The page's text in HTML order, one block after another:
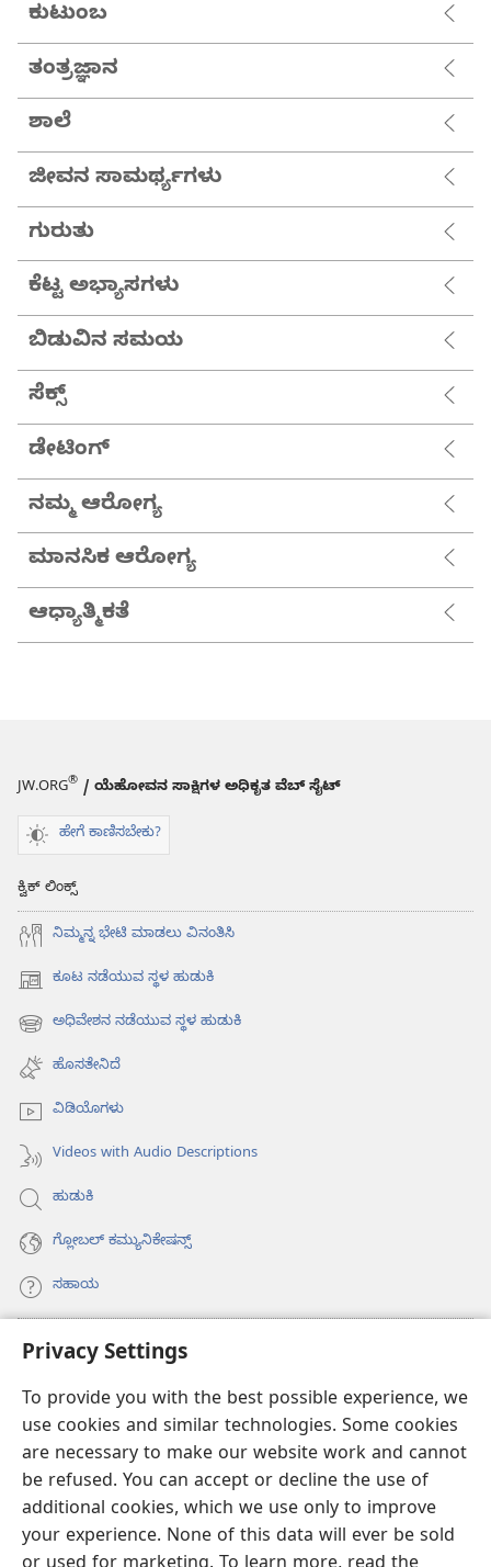
Privacy Settings
To provide you with the best possible experience, we
use cookies and similar technologies. Some cookies
are necessary to make our website work and cannot
be refused. You can accept or decline the use of
additional cookies, which we use only to improve
your experience. None of this data will ever be sold
ಕುಟುಂಬ
ತಂತ್ರಜ್ಞಾನ
ಶಾಲೆ
ಜೀವನ ಸಾಮರ್ಥ್ಯಗಳು
ಗುರುತು
ಕೆಟ್ಟ ಅಭ್ಯಾಸಗಳು
ಬಿಡುವಿನ ಸಮಯ
ಸೆಕ್ಸ್
ಡೇಟಿಂಗ್
ನಮ್ಮ ಆರೋಗ್ಯ
ಮಾನಸಿಕ ಆರೋಗ್ಯ
ಆಧ್ಯಾತ್ಮಿಕತೆ
JW.ORG® / ಯೆಹೋವನ ಸಾಕ್ಷಿಗಳ ಅಧಿಕೃತ ವೆಬ್ ಸೈಟ್
ಹೇಗೆ ಕಾಣಿಸಬೇಕು?
ಕ್ವಿಕ್ ಲಿಂಕ್ಸ್
ನಿಮ್ಮನ್ನ ಭೇಟಿ ಮಾಡಲು ವಿನಂತಿಸಿ
ಕೂಟ ನಡೆಯುವ ಸ್ಥಳ ಹುಡುಕಿ
(opens
new
window)
ಅಧಿವೇಶನ ನಡೆಯುವ ಸ್ಥಳ ಹುಡುಕಿ
(opens
new
window)
ಹೊಸತೇನಿದೆ
ವಿಡಿಯೊಗಳು
Videos with Audio Descriptions
ಹುಡುಕಿ
ಗ್ಲೋಬಲ್‌ ಕಮ್ಯುನಿಕೇಷನ್ಸ್‌
ಸಹಾಯ
ಕಾಣಿಕೆಗಳು
(opens
window)ವಾಚ್‌ಟವರ್‌ ಆನ್‌ಲೈನ್‌ ಲೈಬ್ರರಿ
(opens
new
window)
®
(opens
new
JW ಲೈಬ್ರರಿಆ್ಯಪ್‌